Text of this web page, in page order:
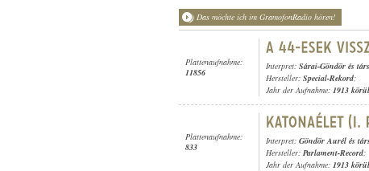
Das möchte ich im GramofonRadio hören!
Plattenaufnahme:
11856
Interpret: Sárai-Göndör és
Hersteller: Special-Rekord;
Jahr der Aufnahme: 1913 körül
Plattenaufnahme:
833
Interpret: Göndör Aurél és
Hersteller: Parlament-Record;
Jahr der Aufnahme: 1913 körül